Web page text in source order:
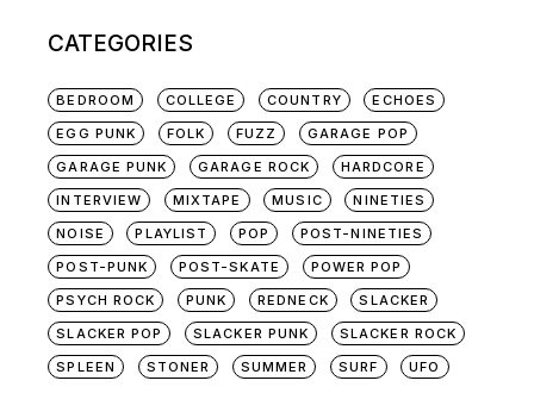
CATEGORIES
BEDROOM COLLEGE COUNTRY
ECHOES
EGG PUNK
FOLK FUZZ
GARAGE POP
GARAGE PUNK
GARAGE ROCK
HARDCORE
INTERVIEW
MIXTAPE MUSIC
NINETIES
NOISE
PLAYLIST POP
POST-NINETIES
POST-PUNK
POST-SKATE
POWER POP
PSYCH ROCK
PUNK REDNECK
SLACKER
SLACKER POP
SLACKER PUNK
SLACKER ROCK
SPLEEN
STONER SUMMER SURF UFO